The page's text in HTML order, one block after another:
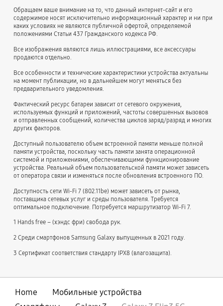
Обращаем ваше внимание на то, что данный интернет-сайт и его
содержимое носят исключительно информационный характер и ни при
каких условиях не являются публичной офертой, определяемой
положениями Статьи 437 Гражданского кодекса РФ.
Все изображения являются лишь иллюстрациями, все аксессуары
продаются отдельно.
Все особенности и технические характеристики устройства актуальны
на момент публикации, но в дальнейшем могут меняться без
предварительного уведомления.
Фактический ресурс батареи зависит от сетевого окружения,
используемых функций и приложений, частоты совершенных вызовов
и отправленных сообщений, количества циклов заряд/разряд и многих
других факторов.
Доступный пользователю объем встроенной памяти меньше полной
памяти устройства, поскольку часть памяти занята операционной
системой и приложениями, обеспечивающими функционирование
устройства. Реальный объем пользовательской памяти может зависеть
от оператора связи и изменяться после обновления встроенного ПО.
Доступность сети Wi-Fi 7 (802.11be) может зависеть от рынка,
поставщика сетевых услуг и среды пользователя. Требуется
оптимальное подключение. Потребуется маршрутизатор Wi-Fi 7.
1 Hands free – (хэндс фри) свобода рук.
2 Cреди смартфонов Samsung Galaxy выпущенных в 2021 году.
3 Cертификат соответствия стандарту IPX8 (влагозащита).
Home
Мобильные устройства